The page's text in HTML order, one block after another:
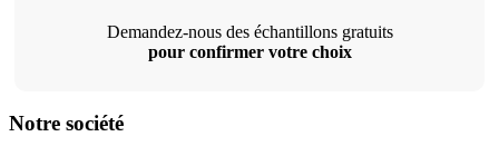
Demandez-nous des échantillons gratuits
pour confirmer votre choix
Notre société